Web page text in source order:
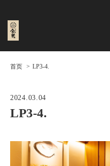
首页 LP3-4.
2024.03.04
LP3-4.